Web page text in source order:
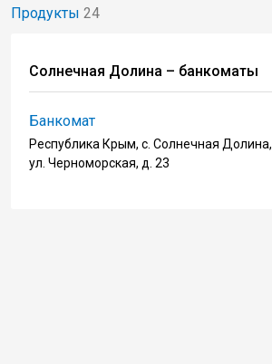
Продукты 24
Солнечная Долина – банкоматы
Банкомат
Республика Крым, с. Солнечная Долина,
ул. Черноморская, д. 23